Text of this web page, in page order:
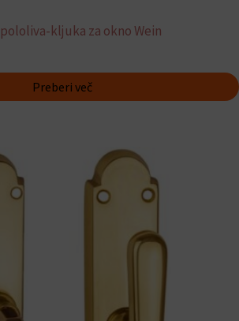
kljuka za okno Wein
Preberi več